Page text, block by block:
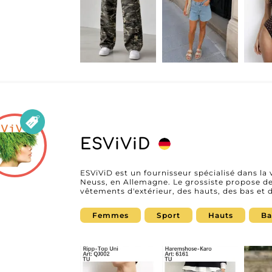
ESViViD
ESViViD est un fournisseur spécialisé dans
Neuss, en Allemagne. Le grossiste propose
vêtements d'extérieur, des hauts, des bas et
féminine moderne, confortable et adaptée
collections régulièrement renouvelées,
simplifier leur processus
Wholesaler, les détaillants peuvent
et développer un partenariat avec un
Femmes Sport Hauts